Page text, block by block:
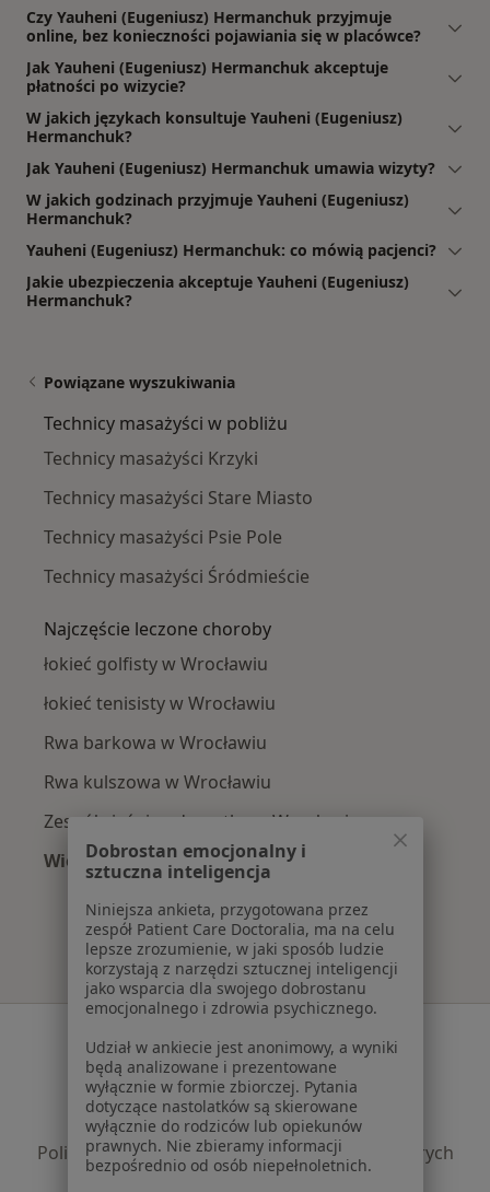
Czy Yauheni (Eugeniusz) Hermanchuk przyjmuje
online, bez konieczności pojawiania się w placówce?
Jak Yauheni (Eugeniusz) Hermanchuk akceptuje
płatności po wizycie?
W jakich językach konsultuje Yauheni (Eugeniusz)
Hermanchuk?
Jak Yauheni (Eugeniusz) Hermanchuk umawia wizyty?
W jakich godzinach przyjmuje Yauheni (Eugeniusz)
Hermanchuk?
Yauheni (Eugeniusz) Hermanchuk: co mówią pacjenci?
Jakie ubezpieczenia akceptuje Yauheni (Eugeniusz)
Hermanchuk?
Powiązane wyszukiwania
Technicy masażyści w pobliżu
Technicy masażyści Krzyki
Technicy masażyści Stare Miasto
Technicy masażyści Psie Pole
Technicy masażyści Śródmieście
Najczęście leczone choroby
łokieć golfisty w Wrocławiu
łokieć tenisisty w Wrocławiu
Rwa barkowa w Wrocławiu
Rwa kulszowa w Wrocławiu
Zespół cieśni nadgarstka w Wrocławiu
Więcej (15)
Więcej w kategorii: Najczęście leczone
Regulamin
Polityka prywatności pacjentów
Polityka prywatności profesjonalistów
Polityka prywatności dla profesjonalistów, których
dane pozyskaliśmy samodzielnie
Dobrostan emocjonalny i
sztuczna inteligencja
Niniejsza ankieta, przygotowana przez
zespół Patient Care Doctoralia, ma na celu
lepsze zrozumienie, w jaki sposób ludzie
korzystają z narzędzi sztucznej inteligencji
jako wsparcia dla swojego dobrostanu
emocjonalnego i zdrowia psychicznego.
Udział w ankiecie jest anonimowy, a wyniki
będą analizowane i prezentowane
wyłącznie w formie zbiorczej. Pytania
dotyczące nastolatków są skierowane
wyłącznie do rodziców lub opiekunów
prawnych. Nie zbieramy informacji
bezpośrednio od osób niepełnoletnich.